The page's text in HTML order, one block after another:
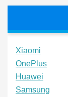
Xiaomi
OnePlus
Huawei
Samsung